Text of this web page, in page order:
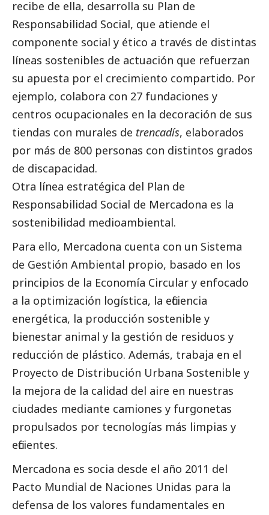
recibe de ella, desarrolla su Plan de
Responsabilidad Social, que atiende el
componente social y ético a través de distintas
líneas sostenibles de actuación que refuerzan
su apuesta por el crecimiento compartido. Por
ejemplo, colabora con 27 fundaciones y
centros ocupacionales en la decoración de sus
tiendas con murales de trencadís, elaborados
por más de 800 personas con distintos grados
de discapacidad.
Otra línea estratégica del Plan de
Responsabilidad Social de Mercadona es la
sostenibilidad medioambiental.
Para ello, Mercadona cuenta con un Sistema
de Gestión Ambiental propio, basado en los
principios de la Economía Circular y enfocado
a la optimización logística, la eficiencia
energética, la producción sostenible y
bienestar animal y la gestión de residuos y
reducción de plástico. Además, trabaja en el
Proyecto de Distribución Urbana Sostenible y
la mejora de la calidad del aire en nuestras
ciudades mediante camiones y furgonetas
propulsados por tecnologías más limpias y
eficientes.
Mercadona es socia desde el año 2011 del
Pacto Mundial de Naciones Unidas para la
defensa de los valores fundamentales en